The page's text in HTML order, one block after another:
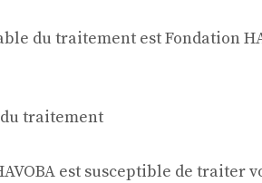
du traitement est Fondation
traitement
est susceptible de traiter